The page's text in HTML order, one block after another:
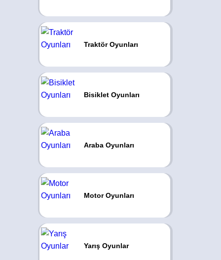
Traktör Oyunları
Bisiklet Oyunları
Araba Oyunları
Motor Oyunları
Yarış Oyunlar